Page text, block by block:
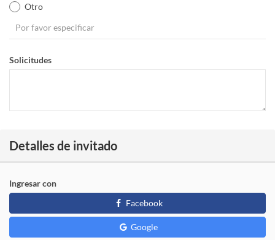
Otro
Solicitudes
Detalles de invitado
Ingresar con
Facebook
Google